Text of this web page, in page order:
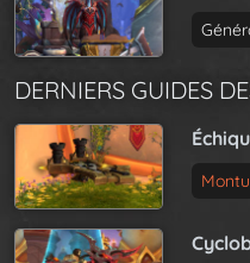
DERNIERS GUIDES